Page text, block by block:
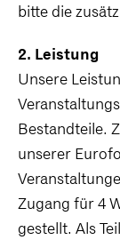
bitte die
2. Leistung
Unsere
Bestandteile.
unserer
Zugang für 4
gestellt. Als